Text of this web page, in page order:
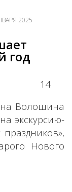
2025
год
14
Волошина
экскурсию-
Нового